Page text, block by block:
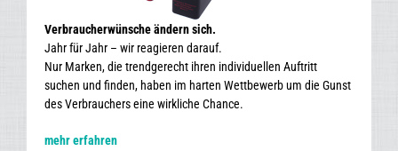
Verbraucherwünsche ändern sich.
Jahr für Jahr – wir reagieren darauf.
Nur Marken, die trendgerecht ihren individuellen Auftritt
suchen und finden, haben im harten Wettbewerb um die Gunst
des Verbrauchers eine wirkliche Chance.
mehr erfahren